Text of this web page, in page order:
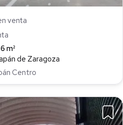
venta
m²
de Zaragoza
Centro